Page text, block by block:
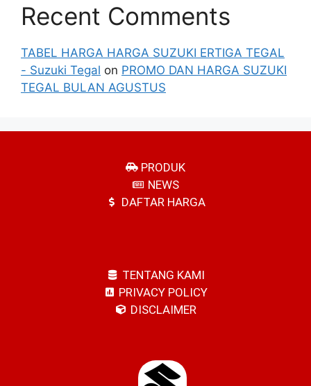
Recent Comments
TABEL HARGA HARGA SUZUKI ERTIGA TEGAL
- Suzuki Tegal on PROMO DAN HARGA SUZUKI
TEGAL BULAN AGUSTUS
PRODUK
NEWS
DAFTAR HARGA
TENTANG KAMI
PRIVACY POLICY
DISCLAIMER